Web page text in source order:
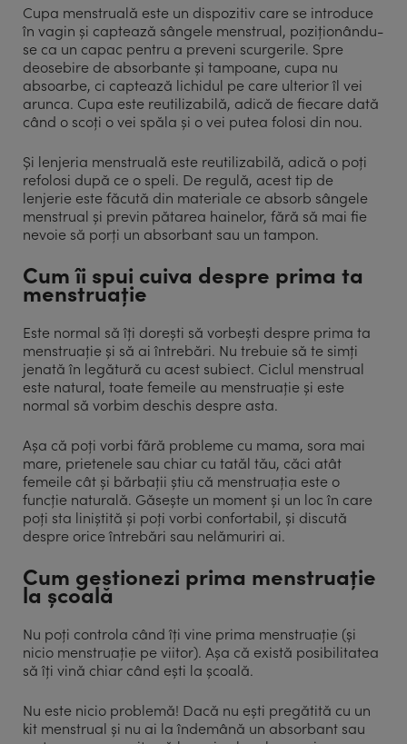
Cupa menstruală este un dispozitiv care se introduce
în vagin și captează sângele menstrual, poziționându-
se ca un capac pentru a preveni scurgerile. Spre
deosebire de absorbante și tampoane, cupa nu
absoarbe, ci captează lichidul pe care ulterior îl vei
arunca. Cupa este reutilizabilă, adică de fiecare dată
când o scoți o vei spăla și o vei putea folosi din nou.
Și lenjeria menstruală este reutilizabilă, adică o poți
refolosi după ce o speli. De regulă, acest tip de
lenjerie este făcută din materiale ce absorb sângele
menstrual și previn pătarea hainelor, fără să mai fie
nevoie să porți un absorbant sau un tampon.
Cum îi spui cuiva despre prima ta
menstruație
Este normal să îți dorești să vorbești despre prima ta
menstruație și să ai întrebări. Nu trebuie să te simți
jenată în legătură cu acest subiect. Ciclul menstrual
este natural, toate femeile au menstruație și este
normal să vorbim deschis despre asta.
Așa că poți vorbi fără probleme cu mama, sora mai
mare, prietenele sau chiar cu tatăl tău, căci atât
femeile cât și bărbații știu că menstruația este o
funcție naturală. Găsește un moment și un loc în care
poți sta liniștită și poți vorbi confortabil, și discută
despre orice întrebări sau nelămuriri ai.
Cum gestionezi prima menstruație
la școală
Nu poți controla când îți vine prima menstruație (și
nicio menstruație pe viitor). Așa că există posibilitatea
să îți vină chiar când ești la școală.
Nu este nicio problemă! Dacă nu ești pregătită cu un
kit menstrual și nu ai la îndemână un absorbant sau